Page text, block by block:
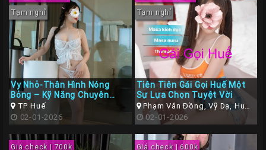
Tạm nghỉ
Vy Nhỏ-Thân Hình Nóng
Bỏng – Kỹ Năng Chuyên
Nghiệp
TP Huế
02-01-2026
Tạm nghỉ
Tiên Tiên Gái Gọi Huế Một
Sự Lựa Chọn Tuyệt Vời
Phạm Văn Đồng, Vỹ Dạ, Huế,
Thừa Thiên Huế
02-01-2026
Giá check | 700k Giá check | 600k